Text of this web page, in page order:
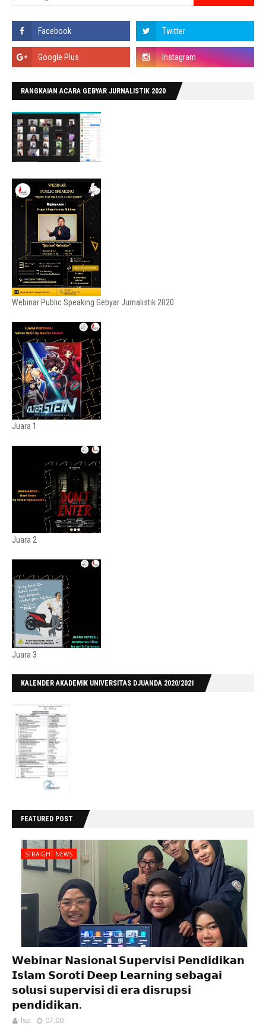
RANGKAIAN ACARA GEBYAR JURNALISTIK 2020
Webinar Public Speaking Gebyar Jurnalistik 2020
Juara 1
Juara 2
Juara 3
KALENDER AKADEMIK UNIVERSITAS DJUANDA 2020/2021
FEATURED POST
STRAIGHT NEWS
𝗪𝗲𝗯𝗶𝗻𝗮𝗿 𝗡𝗮𝘀𝗶𝗼𝗻𝗮𝗹 𝗦𝘂𝗽𝗲𝗿𝘃𝗶𝘀𝗶 𝗣𝗲𝗻𝗱𝗶𝗱𝗶𝗸𝗮𝗻
𝗜𝘀𝗹𝗮𝗺 𝗦𝗼𝗿𝗼𝘁𝗶 𝗗𝗲𝗲𝗽 𝗟𝗲𝗮𝗿𝗻𝗶𝗻𝗴 𝘀𝗲𝗯𝗮𝗴𝗮𝗶
𝘀𝗼𝗹𝘂𝘀𝗶 𝘀𝘂𝗽𝗲𝗿𝘃𝗶𝘀𝗶 𝗱𝗶 𝗲𝗿𝗮 𝗱𝗶𝘀𝗿𝘂𝗽𝘀𝗶
𝗽𝗲𝗻𝗱𝗶𝗱𝗶𝗸𝗮𝗻.
lsp 07.00